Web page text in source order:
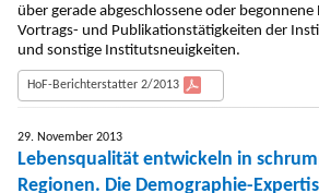
über gerade abgeschlossene oder
Vortrags- und Publikationstätigkeiten der
und sonstige Institutsneuigkeiten.
HoF-Berichterstatter 2/2013
29. November 2013
Lebensqualität entwickeln in
Regionen. Die Demographie-